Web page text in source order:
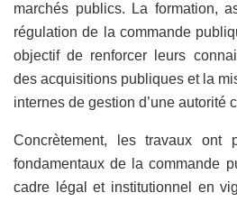
marchés publics. La formation,
régulation de la commande
objectif de renforcer leurs
des acquisitions publiques et la
internes de gestion d’une autorité
Concrètement, les travaux ont
fondamentaux de la commande
cadre légal et institutionnel en